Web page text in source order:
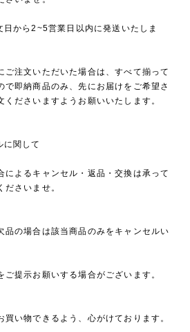
から2~5営業日以内に発送いたしま
ご注文いただいた場合は、すべて揃って
で即納商品のみ、先にお届けをご希望さ
ださいますようお願いいたします。
関して
によるキャンセル・返品・交換は承って
さいませ。
品の場合は該当商品のみをキャンセルい
提示お願いする場合がございます。
い物できるよう、心がけております。